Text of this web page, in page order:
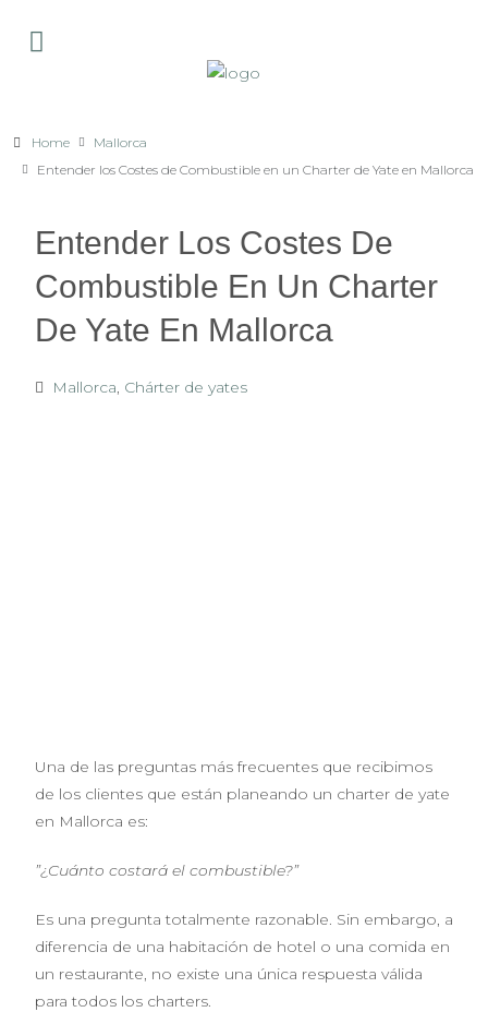
Home
Mallorca
Entender los Costes de Combustible en un Charter de Yate en Mallorca
Entender Los Costes De
Combustible En Un Charter
De Yate En Mallorca
Mallorca, Chárter de yates
Una de las preguntas más frecuentes que recibimos
de los clientes que están planeando un charter de yate
en Mallorca es:
”¿Cuánto costará el combustible?”
Es una pregunta totalmente razonable. Sin embargo, a
diferencia de una habitación de hotel o una comida en
un restaurante, no existe una única respuesta válida
para todos los charters.